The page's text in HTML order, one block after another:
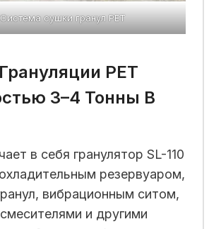
Система сушки гранул PET
PET
3–4 Тонны В
в себя гранулятор SL-110
резервуаром,
вибрационным ситом,
и другими